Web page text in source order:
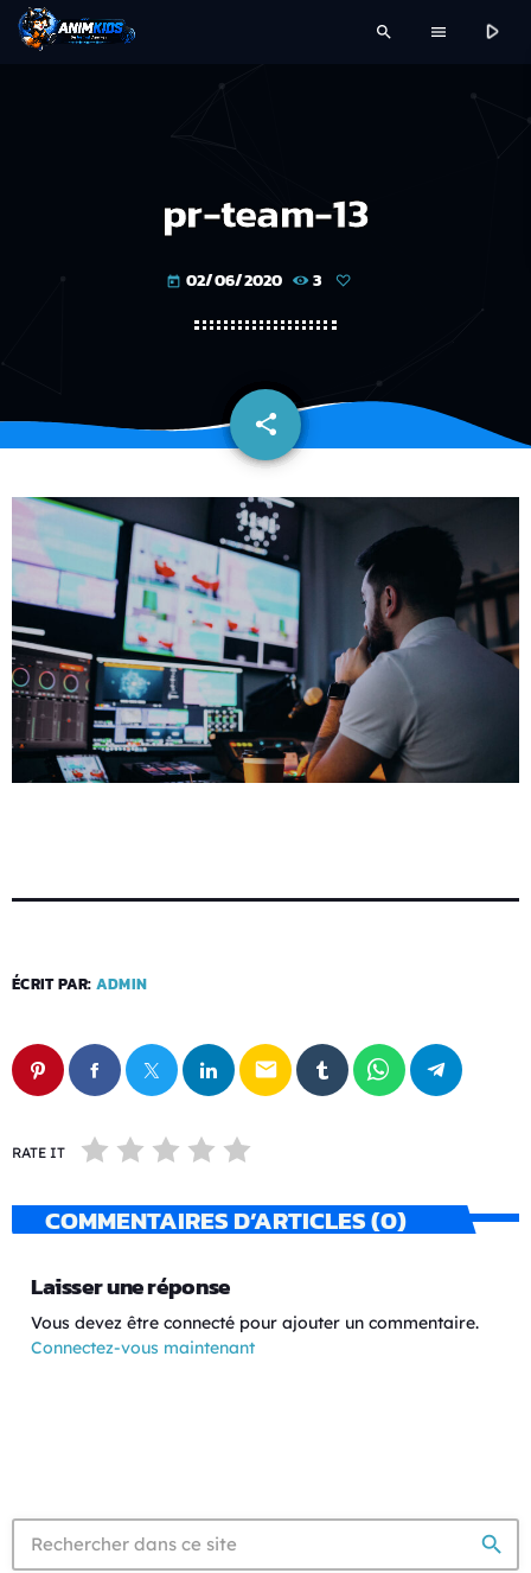
search menu play_arrow
pr-team-13
today 02/06/2020 3
share
email
ÉCRIT PAR: ADMIN
email
RATE IT
COMMENTAIRES D’ARTICLES (0)
Laisser une réponse
Vous devez être connecté pour ajouter un commentaire.
Connectez-vous maintenant
search